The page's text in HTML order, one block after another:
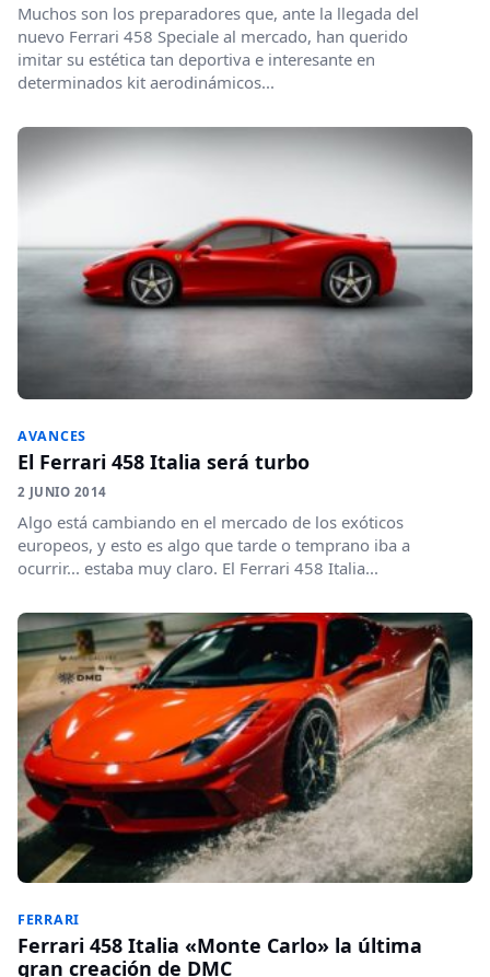
Muchos son los preparadores que, ante la llegada del
nuevo Ferrari 458 Speciale al mercado, han querido
imitar su estética tan deportiva e interesante en
determinados kit aerodinámicos...
AVANCES
El Ferrari 458 Italia será turbo
2 JUNIO 2014
Algo está cambiando en el mercado de los exóticos
europeos, y esto es algo que tarde o temprano iba a
ocurrir... estaba muy claro. El Ferrari 458 Italia...
FERRARI
Ferrari 458 Italia «Monte Carlo» la última
gran creación de DMC